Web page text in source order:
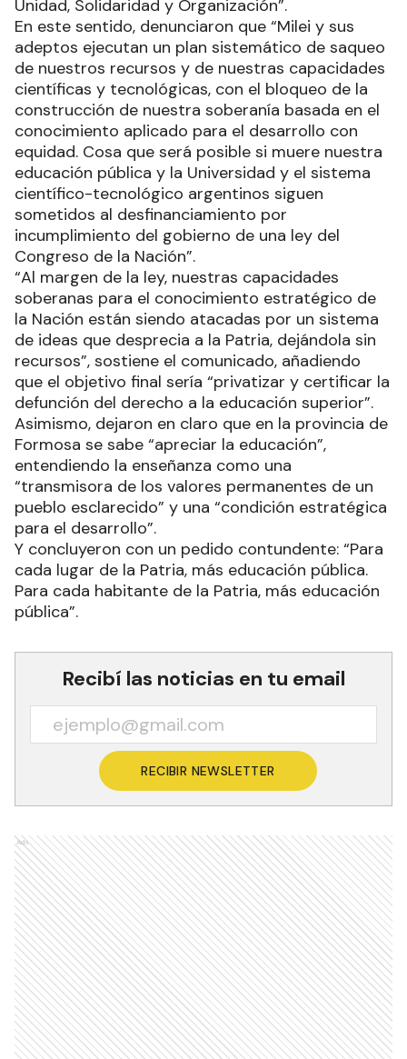
Unidad, Solidaridad y Organización”.
En este sentido, denunciaron que “Milei y sus
adeptos ejecutan un plan sistemático de saqueo
de nuestros recursos y de nuestras capacidades
científicas y tecnológicas, con el bloqueo de la
construcción de nuestra soberanía basada en el
conocimiento aplicado para el desarrollo con
equidad. Cosa que será posible si muere nuestra
educación pública y la Universidad y el sistema
científico-tecnológico argentinos siguen
sometidos al desfinanciamiento por
incumplimiento del gobierno de una ley del
Congreso de la Nación”.
“Al margen de la ley, nuestras capacidades
soberanas para el conocimiento estratégico de
la Nación están siendo atacadas por un sistema
de ideas que desprecia a la Patria, dejándola sin
recursos”, sostiene el comunicado, añadiendo
que el objetivo final sería “privatizar y certificar la
defunción del derecho a la educación superior”.
Asimismo, dejaron en claro que en la provincia de
Formosa se sabe “apreciar la educación”,
entendiendo la enseñanza como una
“transmisora de los valores permanentes de un
pueblo esclarecido” y una “condición estratégica
para el desarrollo”.
Y concluyeron con un pedido contundente: “Para
cada lugar de la Patria, más educación pública.
Para cada habitante de la Patria, más educación
pública”.
Recibí las noticias en tu email
RECIBIR NEWSLETTER
Ads